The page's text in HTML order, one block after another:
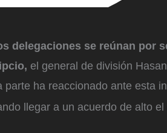
delegaciones se reúnan por
el general de división
ha reaccionado ante esta
llegar a un acuerdo de alto el